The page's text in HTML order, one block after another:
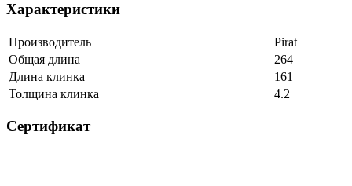
Характеристики
Производитель
Pirat
Общая длина
264
Длина клинка
161
Толщина клинка
4.2
Сертификат